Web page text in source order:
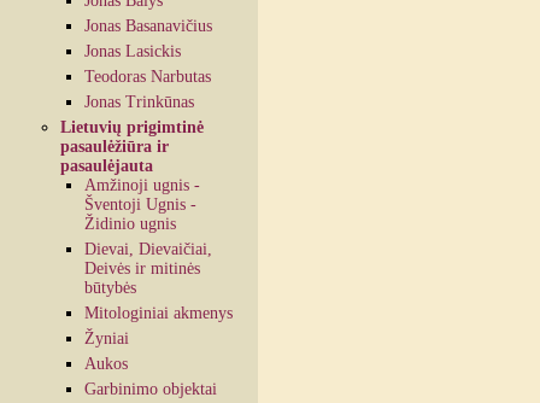
Jonas Basanavičius
Jonas Lasickis
Teodoras Narbutas
Jonas Trinkūnas
Lietuvių prigimtinė
pasaulėžiūra ir
pasaulėjauta
Amžinoji ugnis -
Šventoji Ugnis -
Židinio ugnis
Dievai, Dievaičiai,
Deivės ir mitinės
būtybės
Mitologiniai akmenys
Žyniai
Aukos
Garbinimo objektai